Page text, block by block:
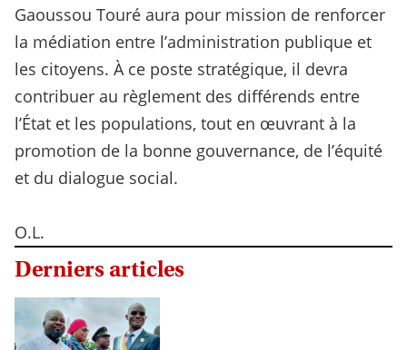
Gaoussou Touré aura pour mission de renforcer
la médiation entre l’administration publique et
les citoyens. À ce poste stratégique, il devra
contribuer au règlement des différends entre
l’État et les populations, tout en œuvrant à la
promotion de la bonne gouvernance, de l’équité
et du dialogue social.
O.L.
Derniers articles